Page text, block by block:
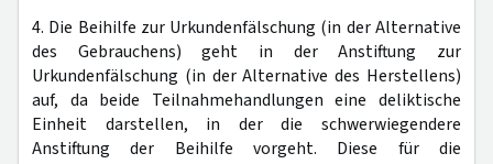
4. Die Beihilfe zur Urkundenfälschung (in der Alternative
des Gebrauchens) geht in der Anstiftung zur
Urkundenfälschung (in der Alternative des Herstellens)
auf, da beide Teilnahmehandlungen eine deliktische
Einheit darstellen, in der die schwerwiegendere
Anstiftung der Beihilfe vorgeht. Diese für die